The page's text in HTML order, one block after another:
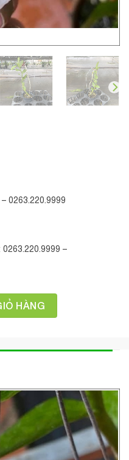
0263.220.9999
–
HÀNG